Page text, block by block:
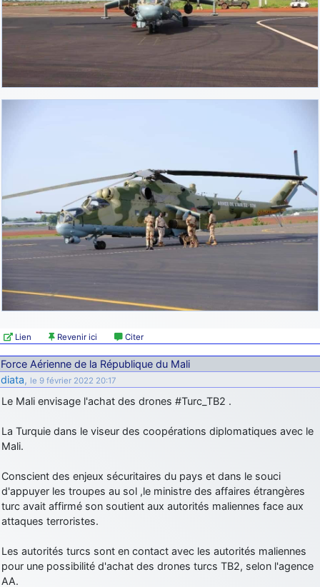
Lien Revenir ici Citer
Force Aérienne de la République du Mali
diata, le 9 février 2022 20:17
Le Mali envisage l'achat des drones #Turc_TB2 .
La Turquie dans le viseur des coopérations diplomatiques avec le
Mali.
Conscient des enjeux sécuritaires du pays et dans le souci
d'appuyer les troupes au sol ,le ministre des affaires étrangères
turc avait affirmé son soutient aux autorités maliennes face aux
attaques terroristes.
Les autorités turcs sont en contact avec les autorités maliennes
pour une possibilité d'achat des drones turcs TB2, selon l'agence
AA.